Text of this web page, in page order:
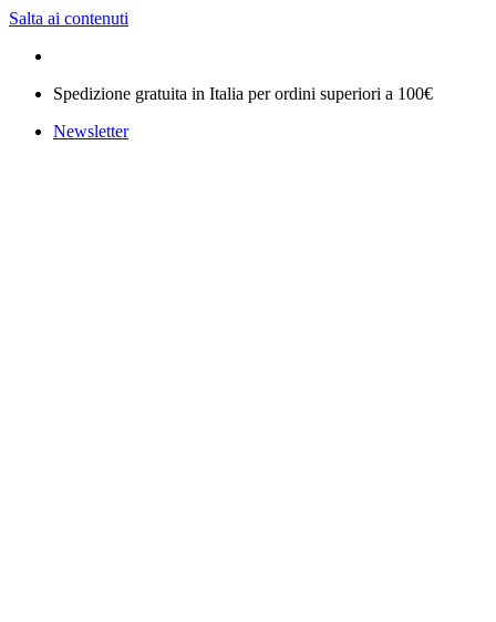
Salta ai contenuti
Spedizione gratuita in Italia per ordini superiori a 100€
Newsletter